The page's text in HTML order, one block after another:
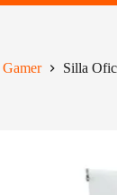
Silla